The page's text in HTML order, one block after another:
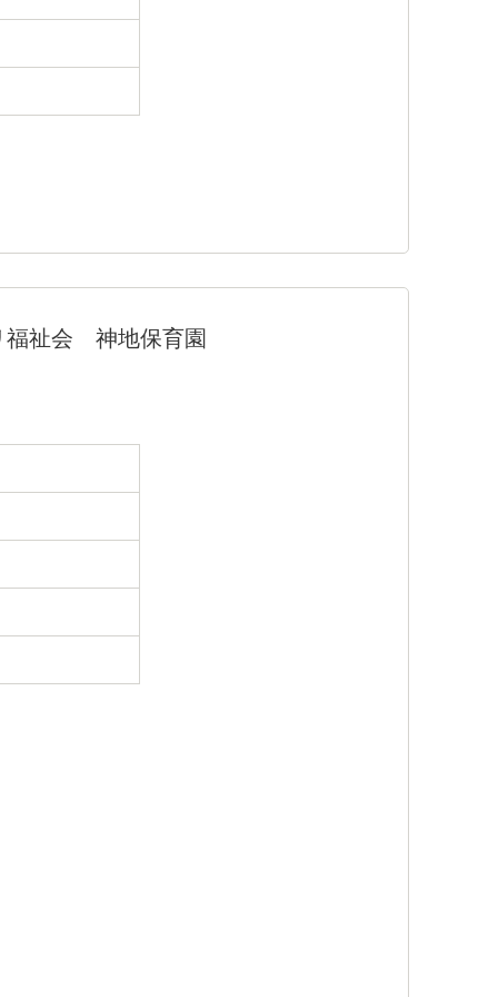
福祉会 神地保育園